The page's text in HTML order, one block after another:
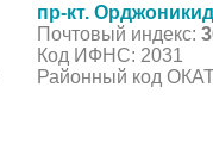
пр-кт.
Почтовый индекс:
Код ИФНС: 2031
Районный код